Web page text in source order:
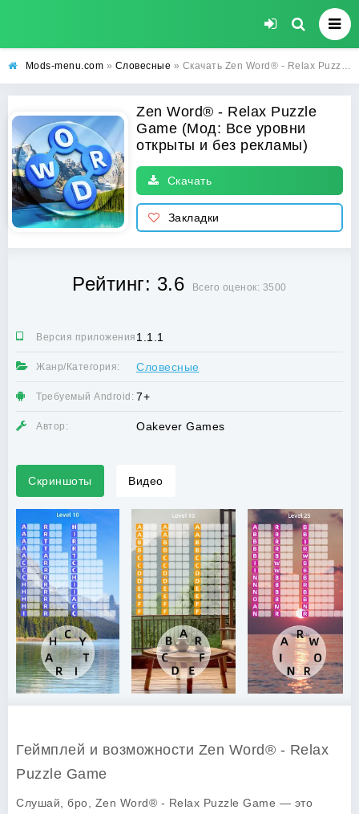
Mods-menu.com » Словесные » Скачать Zen Word® - Relax Puzzle Game Взлом (Все уровни открыты и без рекламы) на Android бесплатно
Zen Word® - Relax Puzzle
Game (Мод: Все уровни
открыты и без рекламы)
Скачать
Закладки
Рейтинг: 3.6 Всего оценок: 3500
Версия приложения:1.1.1
Жанр/Категория: Словесные
Требуемый Android: 7+
Автор: Oakever Games
Скриншоты Видео
Геймплей и возможности Zen Word® - Relax
Puzzle Game
Слушай, бро, Zen Word® - Relax Puzzle Game — это